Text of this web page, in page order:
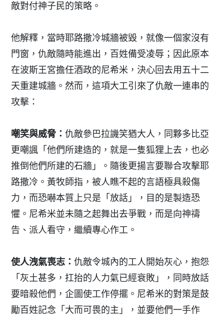
敵對付神子民的策略。
他解釋，當時耶路撒冷城牆被毀，就像一個家沒有
門窗，仇敵隨時能進出，百姓備受凌辱；因此原本
在波斯王宮擔任酒政的尼希米，決心回去用五十二
天重建城牆。然而，這項大工引來了仇敵一連串的
攻擊：
嘲笑與威脅：仇敵參巴拉譏笑猶大人，同夥多比亞
更嘲諷「他們所建造的，就是一隻狐狸上去，也必
推倒他們所建的石牆」。隨後更揚言要聯合攻擊耶
路撒冷。黃牧師指，被人瞧不起的言語極具殺傷
力，而恐嚇本質上只是「放話」，目的是製造恐
懼。尼希米並未隨之起舞出去爭戰，而是向神禱
告、派人看守，繼續專心作工。
使人洩氣喪志：仇敵令城內的工人開始灰心，抱怨
「灰土甚多，扛抬的人力氣已經衰敗」，同時放話
要暗殺他們，企圖使工作停擺。尼希米的對策是鼓
勵百姓記念「大而可畏的主」，並要他們一手作